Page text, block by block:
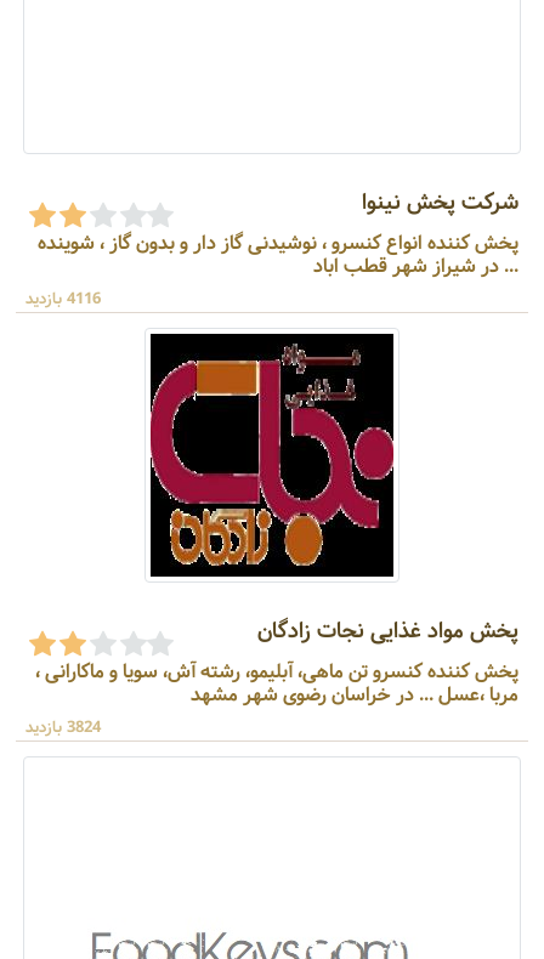
شرکت پخش نینوا
پخش کننده انواع کنسرو ، نوشیدنی گاز دار و بدون گاز ، شوینده
... در شیراز شهر قطب اباد
4116 بازدید
پخش مواد غذایی نجات زادگان
پخش کننده کنسرو تن ماهی، آبلیمو، رشته آش، سویا و ماکارانی ،
مربا ،عسل ... در خراسان رضوی شهر مشهد
3824 بازدید